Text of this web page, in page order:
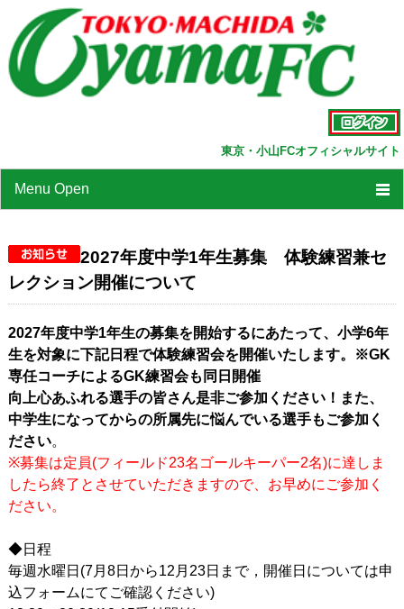
東京・小山FCオフィシャルサイト
Menu Open
クラブ紹介
お知らせ
スタッフ紹介
活動概要
スポンサー/パートナー
2027年度中学1年生募集 体験練習兼セ
レクション開催について
2027年度中学1年生の募集を開始するにあたって、小学6年
生を対象に下記日程で体験練習会を開催いたします。※GK
専任コーチによるGK練習会も同日開催
向上心あふれる選手の皆さん是非ご参加ください！また、
中学生になってからの所属先に悩んでいる選手もご参加く
ださい。
※募集は定員(フィールド23名ゴールキーパー2名)に達しま
したら終了とさせていただきますので、お早めにご参加く
ださい。
◆日程
毎週水曜日(7月8日から12月23日まで，開催日については申
込フォームにてご確認ください)